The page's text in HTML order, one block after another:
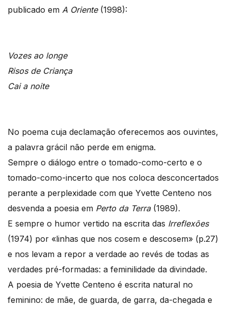
publicado em A Oriente (1998):
Vozes ao longe
Risos de Criança
Cai a noite
No poema cuja declamação oferecemos aos ouvintes,
a palavra grácil não perde em enigma.
Sempre o diálogo entre o tomado-como-certo e o
tomado-como-incerto que nos coloca desconcertados
perante a perplexidade com que Yvette Centeno nos
desvenda a poesia em Perto da Terra (1989).
E sempre o humor vertido na escrita das Irreflexões
(1974) por «linhas que nos cosem e descosem» (p.27)
e nos levam a repor a verdade ao revés de todas as
verdades pré-formadas: a feminilidade da divindade.
A poesia de Yvette Centeno é escrita natural no
feminino: de mãe, de guarda, de garra, da-chegada e